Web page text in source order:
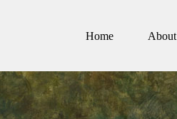
Home About